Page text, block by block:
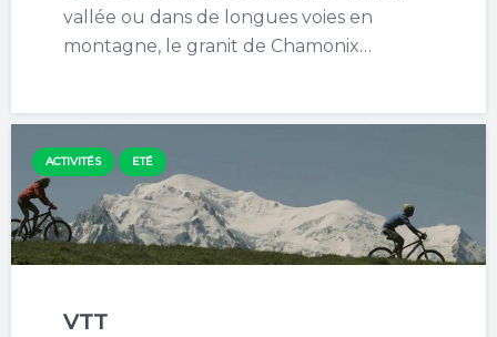
vallée ou dans de longues voies en
montagne, le granit de Chamonix…
ACTIVITÉS ETÉ
VTT